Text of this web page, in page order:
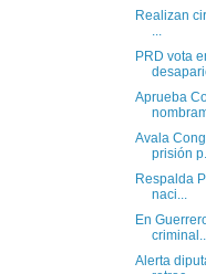
Realizan
...
PRD vota
Aprueba
Avala
prisión
Respalda
naci...
En
Alerta